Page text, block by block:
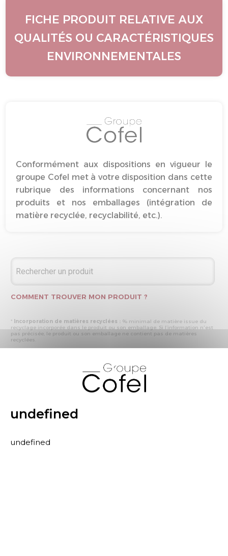
FICHE PRODUIT RELATIVE AUX
QUALITÉS OU CARACTÉRISTIQUES
ENVIRONNEMENTALES
Conformément aux dispositions en vigueur le
groupe Cofel met à votre disposition dans cette
rubrique des informations concernant nos
produits et nos emballages (intégration de
matière recyclée, recyclabilité, etc.).
COMMENT TROUVER MON PRODUIT ?
* Incorporation de matières recyclées : % minimal de matière issue du
recyclage incorporée dans le produit ou son emballage. Si l’information n'est
pas précisée, le produit ou son emballage ne contient pas de matières
recyclées.
produite par les processus de recyclage mis en œuvre représente plus de 50
% en masse du déchet collecté
- « produit ou emballage entièrement recyclable » : la matière recyclée
produite par les processus de recyclage mis en œuvre représente plus de 95
% en masse du déchet collecté
rubrique les primes et pénalités déclarées à ECOMAISON et CITEO (Eco
organismes français) lors de la déclaration annuelle de nos produits.
undefined
undefined